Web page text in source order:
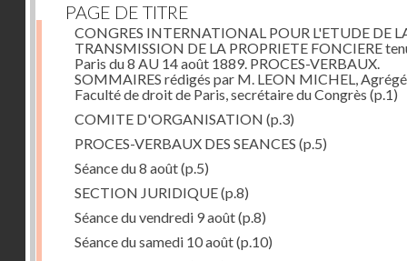
PAGE DE TITRE
CONGRES INTERNATIONAL POUR L'ETUDE DE
TRANSMISSION DE LA PROPRIETE FONCIERE
Paris du 8 AU 14 août 1889. PROCES-VERBAUX.
SOMMAIRES rédigés par M. LEON MICHEL,
Faculté de droit de Paris, secrétaire du Congrès (p.1)
COMITE D'ORGANISATION (p.3)
PROCES-VERBAUX DES SEANCES (p.5)
Séance du 8 août(p.5)
SECTION JURIDIQUE(p.8)
Séance du vendredi 9 août(p.8)
Séance du samedi 10 août(p.10)